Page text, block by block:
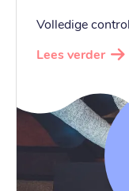
Volledige
Lees verder